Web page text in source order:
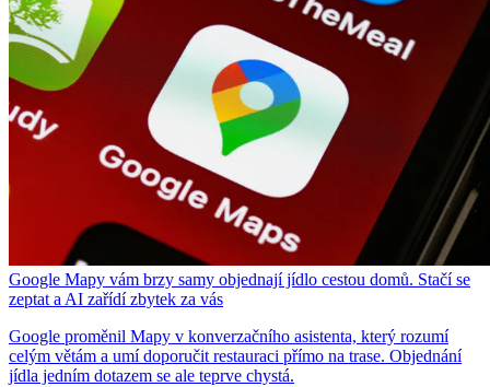
Google Mapy vám brzy samy objednají jídlo cestou domů. Stačí se
zeptat a AI zařídí zbytek za vás
Google proměnil Mapy v konverzačního asistenta, který rozumí
celým větám a umí doporučit restauraci přímo na trase. Objednání
jídla jedním dotazem se ale teprve chystá.